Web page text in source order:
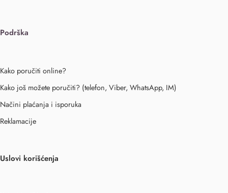
Podrška
Kako poručiti online?
Kako još možete poručiti? (telefon, Viber, WhatsApp, IM)
Načini plaćanja i isporuka
Reklamacije
Uslovi korišćenja